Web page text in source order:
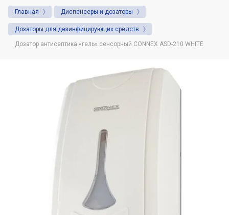
Душевая система. Назначение и советы
по выбору.
преимущества использования
область использования
Что нужно знать о диспенсерах для
Какая разница между расценками на
установку или демонтаж сушилок для
рук в сметах и в чём нюансы
Какие настенные фены предпочитают
гостиничные комплексы и спортивные
Главная Диспенсеры и дозаторы
Дозаторы для дезинфицирующих средств
Дозатор антисептика «гель» сенсорный CONNEX ASD-210 WHITE